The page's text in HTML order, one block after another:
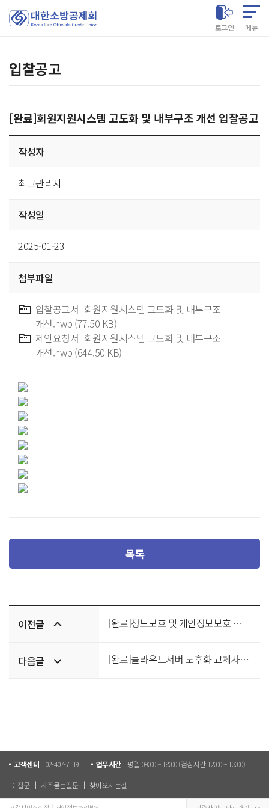
대한소방공제회
로그인 메뉴
입찰공고
[완료]회원지원시스템 고도화 및 내부구조 개선 입찰공고
상세
작성자
최고관리자
작성일
2025-01-23
첨부파일
입찰공고서_회원지원시스템 고도화 및 내부구조
개선.hwp (77.50 KB)
제안요청서_회원지원시스템 고도화 및 내부구조
개선.hwp (644.50 KB)
목록
다음글
이전글 [완료]정보보호 및 개인정보보호 관리체계 컨설팅 사업 입찰 공고
다음글 [완료]클라우드서버 노후화 교체사업 입찰공고
고객센터 02-407-7119 업무시간 평일 09:00 ~ 18:00 (점심시간 12:00 ~ 13:00)
1:1질문 자주묻는질문 찾아오시는길